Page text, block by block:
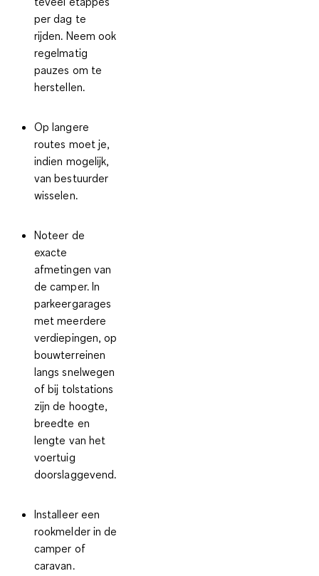
per dag te
rijden. Neem ook
regelmatig
pauzes om te
herstellen.
Op langere
routes moet je,
indien mogelijk,
van bestuurder
wisselen.
Noteer de
exacte
afmetingen van
de camper. In
parkeergarages
met meerdere
verdiepingen, op
bouwterreinen
langs snelwegen
of bij tolstations
zijn de hoogte,
breedte en
lengte van het
voertuig
doorslaggevend.
Installeer een
rookmelder in de
camper of
caravan.